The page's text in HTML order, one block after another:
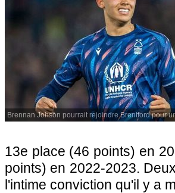
Brennan Johson pourrait rejoindre Brentford pour
13e place (46 points) en
points) en 2022-2023.
l'intime conviction qu'il y a